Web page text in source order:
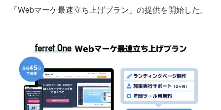
「Webマーケ最速立ち上げプラン」の提供を開始した。